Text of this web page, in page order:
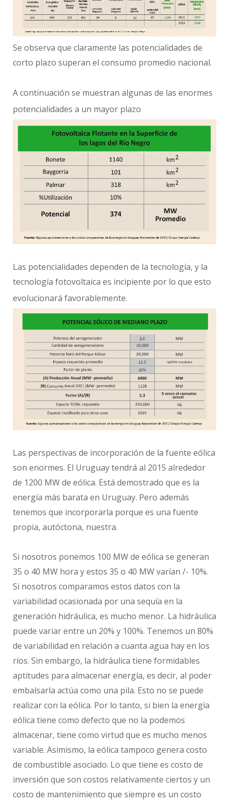
Se observa que claramente las potencialidades de
corto plazo superan el consumo promedio nacional.
A continuación se muestran algunas de las enormes
potencialidades a un mayor plazo
Las potencialidades dependen de la tecnología, y la
tecnología fotovoltaica es incipiente por lo que esto
evolucionará favorablemente.
Las perspectivas de incorporación de la fuente eólica
son enormes. El Uruguay tendrá al 2015 alrededor
de 1200 MW de eólica. Está demostrado que es la
energía más barata en Uruguay. Pero además
tenemos que incorporarla porque es una fuente
propia, autóctona, nuestra.
Si nosotros ponemos 100 MW de eólica se generan
35 o 40 MW hora y estos 35 o 40 MW varían /- 10%.
Si nosotros comparamos estos datos con la
variabilidad ocasionada por una sequía en la
generación hidráulica, es mucho menor. La hidráulica
puede variar entre un 20% y 100%. Tenemos un 80%
de variabilidad en relación a cuanta agua hay en los
ríos. Sin embargo, la hidráulica tiene formidables
aptitudes para almacenar energía, es decir, al poder
embalsarla actúa como una pila. Esto no se puede
realizar con la eólica. Por lo tanto, si bien la energía
eólica tiene como defecto que no la podemos
almacenar, tiene como virtud que es mucho menos
variable. Asimismo, la eólica tampoco genera costo
de combustible asociado. Lo que tiene es costo de
inversión que son costos relativamente ciertos y un
costo de mantenimiento que siempre es un costo